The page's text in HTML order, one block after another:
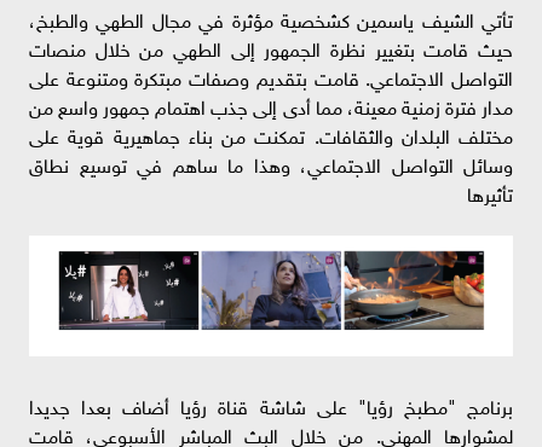
تأتي الشيف ياسمين كشخصية مؤثرة في مجال الطهي والطبخ،
حيث قامت بتغيير نظرة الجمهور إلى الطهي من خلال منصات
التواصل الاجتماعي. قامت بتقديم وصفات مبتكرة ومتنوعة على
مدار فترة زمنية معينة، مما أدى إلى جذب اهتمام جمهور واسع من
مختلف البلدان والثقافات. تمكنت من بناء جماهيرية قوية على
وسائل التواصل الاجتماعي، وهذا ما ساهم في توسيع نطاق
تأثيرها
برنامج "مطبخ رؤيا" على شاشة قناة رؤيا أضاف بعدا جديدا
لمشوارها المهني. من خلال البث المباشر الأسبوعي، قامت